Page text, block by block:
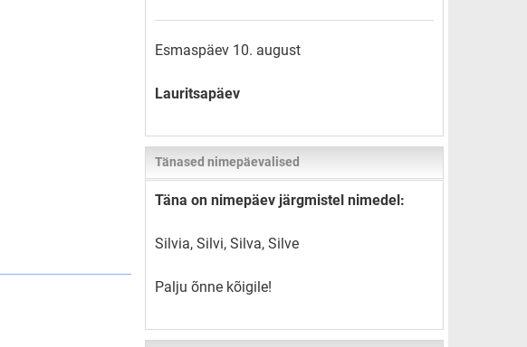
Esmaspäev 10. august
Lauritsapäev
Tänased nimepäevalised
Täna on nimepäev järgmistel nimedel:
Silvia, Silvi, Silva, Silve
Palju õnne kõigile!